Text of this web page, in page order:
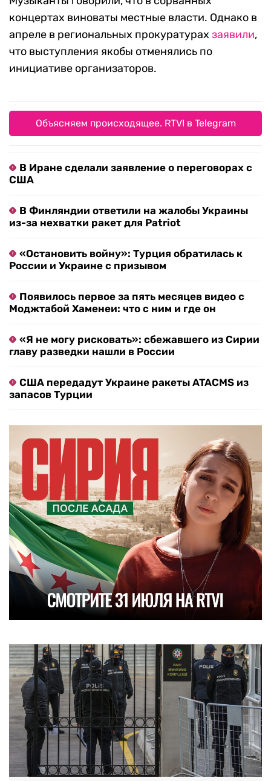
концертах виноваты местные власти. Однако в
апреле в региональных прокуратурах заявили,
что выступления якобы отменялись по
инициативе организаторов.
Объясняем происходящее. RTVI в Telegram
В Иране сделали заявление о переговорах с
США
В Финляндии ответили на жалобы Украины
из-за нехватки ракет для Patriot
«Остановить войну»: Турция обратилась к
России и Украине с призывом
Появилось первое за пять месяцев видео с
Моджтабой Хаменеи: что с ним и где он
«Я не могу рисковать»: сбежавшего из Сирии
главу разведки нашли в России
США передадут Украине ракеты ATACMS из
запасов Турции